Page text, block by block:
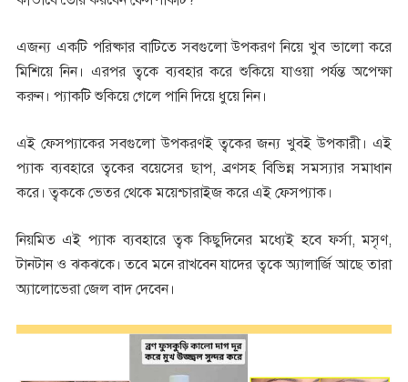
এজন্য একটি পরিষ্কার বাটিতে সবগুলো উপকরণ নিয়ে খুব ভালো করে
মিশিয়ে নিন। এরপর ত্বকে ব্যবহার করে শুকিয়ে যাওয়া পর্যন্ত অপেক্ষা
করুন। প্যাকটি শুকিয়ে গেলে পানি দিয়ে ধুয়ে নিন।
এই ফেসপ্যাকের সবগুলো উপকরণই ত্বকের জন্য খুবই উপকারী। এই
প্যাক ব্যবহারে ত্বকের বয়েসের ছাপ, ব্রণসহ বিভিন্ন সমস্যার সমাধান
করে। ত্বককে ভেতর থেকে ময়েশ্চারাইজ করে এই ফেসপ্যাক।
নিয়মিত এই প্যাক ব্যবহারে ত্বক কিছুদিনের মধ্যেই হবে ফর্সা, মসৃণ,
টানটান ও ঝকঝকে। তবে মনে রাখবেন যাদের ত্বকে অ্যালার্জি আছে তারা
অ্যালোভেরা জেল বাদ দেবেন।